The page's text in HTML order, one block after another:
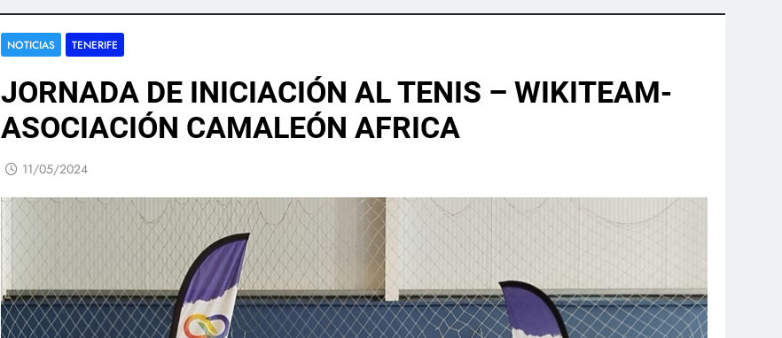
NOTICIAS TENERIFE
JORNADA DE INICIACIÓN AL TENIS – WIKITEAM-
ASOCIACIÓN CAMALEÓN AFRICA
11/05/2024